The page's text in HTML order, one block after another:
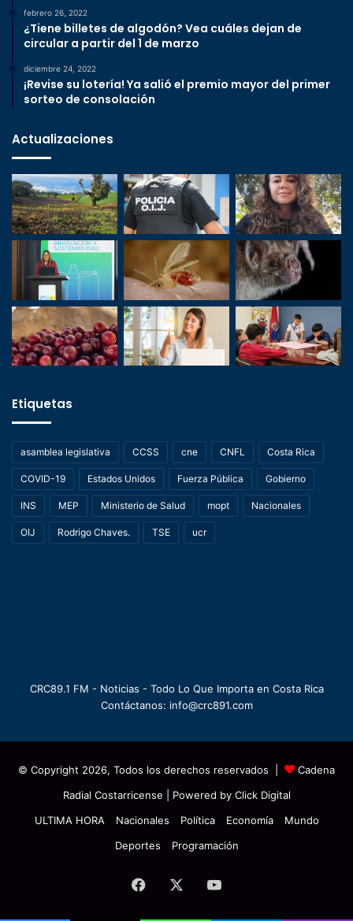
febrero 26, 2022
¿Tiene billetes de algodón? Vea cuáles dejan de
circular a partir del 1 de marzo
diciembre 24, 2022
¡Revise su lotería! Ya salió el premio mayor del primer
sorteo de consolación
Actualizaciones
Etiquetas
asamblea legislativa CCSS cne CNFL Costa Rica
COVID-19 Estados Unidos Fuerza Pública Gobierno
INS MEP Ministerio de Salud mopt Nacionales
OIJ Rodrigo Chaves. TSE ucr
CRC89.1 FM - Noticias - Todo Lo Que Importa en Costa Rica
Contáctanos: info@crc891.com
© Copyright 2026, Todos los derechos reservados |
Cadena
Radial Costarricense | Powered by Click Digital
ULTIMA HORA
Nacionales Política Economía
Mundo
Deportes
Programación
Facebook YouTube